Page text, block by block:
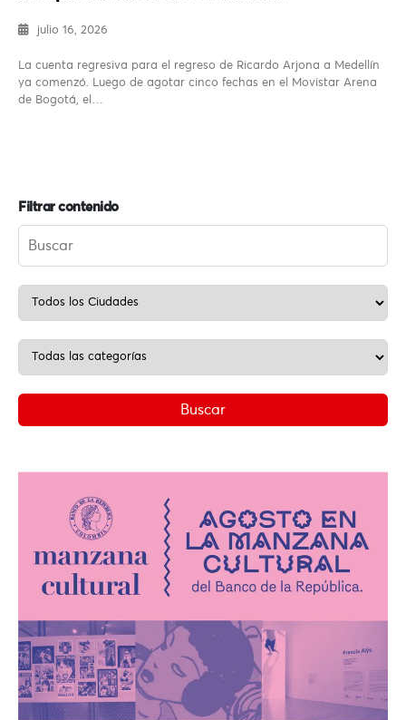
julio 16, 2026
La cuenta regresiva para el regreso de Ricardo Arjona a Medellín
ya comenzó. Luego de agotar cinco fechas en el Movistar Arena
de Bogotá, el…
Filtrar contenido